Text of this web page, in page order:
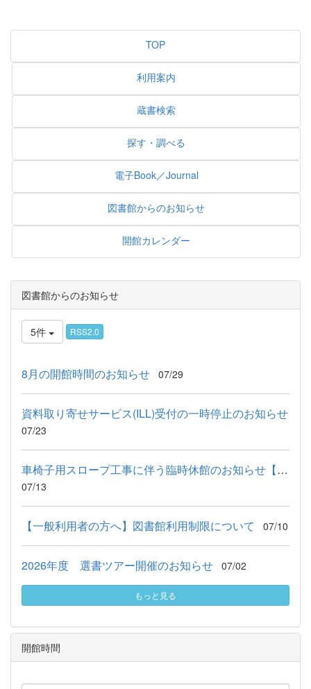
TOP
利用案内
蔵書検索
探す・調べる
電子Book／Journal
図書館からのお知らせ
開館カレンダー
図書館からのお知らせ
5件 RSS2.0
8月の開館時間のお知らせ 07/29
資料取り寄せサービス(ILL)受付の一時停止のお知らせ
07/23
車椅子用スロープ工事に伴う臨時休館のお知らせ【8月】
07/13
【一般利用者の方へ】図書館利用制限について 07/10
2026年度 選書ツアー開催のお知らせ 07/02
もっと見る
開館時間